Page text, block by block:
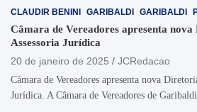
CLAUDIR BENINI GARIBALDI GARIBALDI
Câmara de Vereadores apresenta
Assessoria Jurídica
20 de janeiro de 2025
JCRedacao
Câmara de Vereadores apresenta nova
Jurídica. A Câmara de Vereadores de